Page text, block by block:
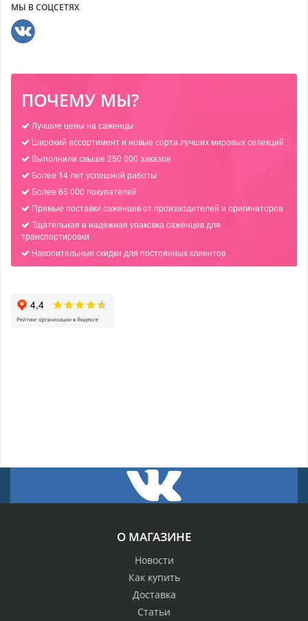
МЫ В СОЦСЕТЯХ
ПОЧЕМУ МЫ?
Лучшие цены на саженцы
Широкий ассортимент и новые сорта лучших мировых селекций
Выполнили свыше 250 000 заказов
Более 14 лет успешной работы
Более 65 000 покупателей
Прямые поставки саженцев от производителей и оригинаторов
Тщательная и надежная упаковка саженцев для
транспортировки
Накопительные скидки для постоянных клиентов
О МАГАЗИНЕ
Новости
Как купить
Доставка
Статьи